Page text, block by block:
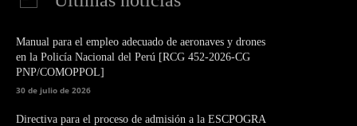
Manual para el empleo adecuado de aeronaves y drones
en la Policía Nacional del Perú [RCG 452-2026-CG
PNP/COMOPPOL]
30 de julio de 2026
Directiva para el proceso de admisión a la ESCPOGRA